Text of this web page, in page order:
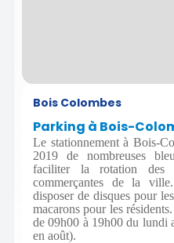
Bois Colombes
Parking à Bois-
Le stationnement à Bois-
2019 de nombreuses
faciliter la rotation des
commerçantes de la
disposer de disques pour
macarons pour les
de 09h00 à 19h00 du lundi
en août).